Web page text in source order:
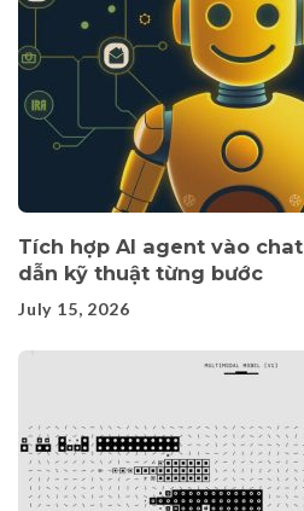
Tích hợp AI agent vào
dẫn kỹ thuật từng bước
July 15, 2026